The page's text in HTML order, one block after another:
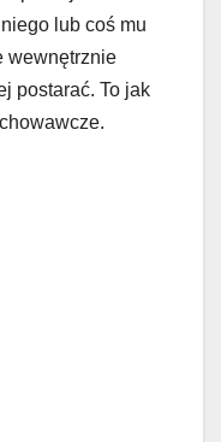
lub coś mu
wewnętrznie
postarać. To jak